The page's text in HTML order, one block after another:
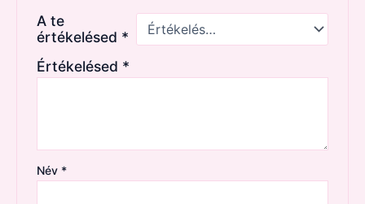
A te
értékelésed *
Értékelésed *
Név *